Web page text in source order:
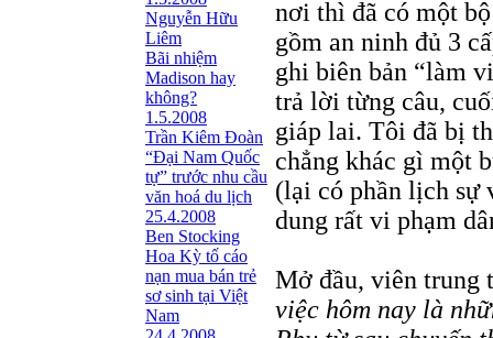
Nguyễn Hữu
Liêm
Bãi nhiệm
Madison hay
không?
1.5.2008
Trần Kiêm Đoàn
“Đại Nam Quốc
tự” trước nhu cầu
văn hoá du lịch
25.4.2008
Ben Stocking
Hoa Kỳ tố cáo
nạn mua bán trẻ
sơ sinh tại Việt
Nam
nơi thì đã có một
gồm an ninh đủ 3
ghi biên bản “làm
trả lời từng câu,
giáp lai. Tôi đã bị
chẳng khác gì một
(lại có phần lịch sự
dung rất vi phạm
Mở đầu, viên trung
việc hôm nay là